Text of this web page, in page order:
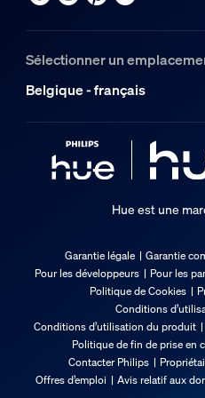
Dimensions et
8721103126016
Poids net
0,1 kg
Poids brut
83 mm
Longueur
Largeur
Code 12NC
Sélectionner un
Belgique - français
Hue est une
Garantie légale Garantie
Pour les développeurs
Pour les
Politique de Cookies
Conditions
Conditions d’utilisation du produit
Politique de fin de prise en
Contacter Philips
Offres d’emploi
Avis relatif aux